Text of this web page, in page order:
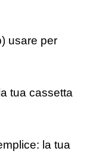
usare per
tua cassetta
la tua